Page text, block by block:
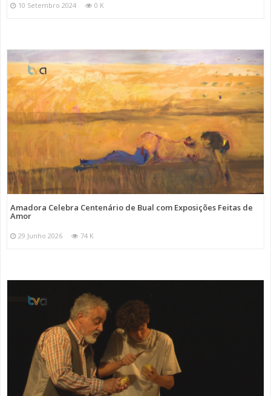
10 Setembro 2024 0 K
Amadora Celebra Centenário de Bual com Exposições Feitas de
Amor
29 Junho 2026 74 K